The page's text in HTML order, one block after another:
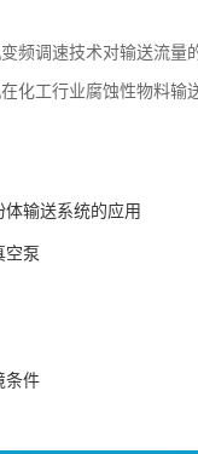
频调速技术对输送流量
化工行业腐蚀性物料输
输送系统的应用
空泵
条件